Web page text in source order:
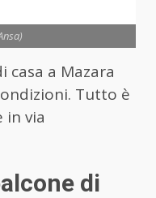
casa a Mazara
Tutto è
in via
di